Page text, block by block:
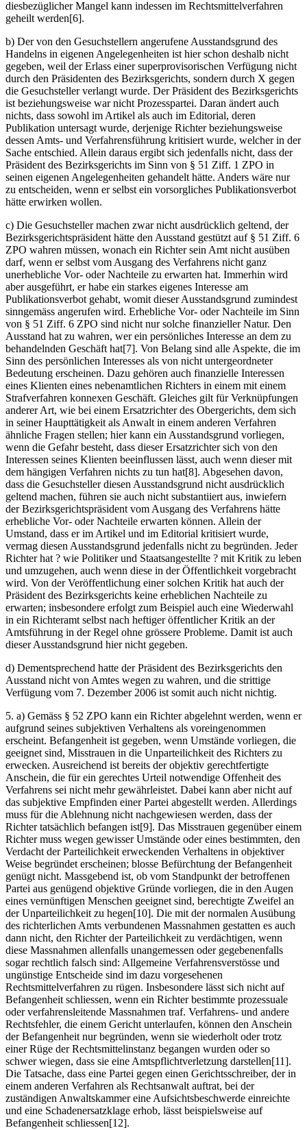
diesbezüglicher Mangel kann indessen im Rechtsmittelverfahren
geheilt werden[6].
b) Der von den Gesuchstellern angerufene Ausstandsgrund des
Handelns in eigenen Angelegenheiten ist hier schon deshalb nicht
gegeben, weil der Erlass einer superprovisorischen Verfügung nicht
durch den Präsidenten des Bezirksgerichts, sondern durch X gegen
die Gesuchsteller verlangt wurde. Der Präsident des Bezirksgerichts
ist beziehungsweise war nicht Prozesspartei. Daran ändert auch
nichts, dass sowohl im Artikel als auch im Editorial, deren
Publikation untersagt wurde, derjenige Richter beziehungsweise
dessen Amts- und Verfahrensführung kritisiert wurde, welcher in der
Sache entschied. Allein daraus ergibt sich jedenfalls nicht, dass der
Präsident des Bezirksgerichts im Sinn von § 51 Ziff. 1 ZPO in
seinen eigenen Angelegenheiten gehandelt hätte. Anders wäre nur
zu entscheiden, wenn er selbst ein vorsorgliches Publikationsverbot
hätte erwirken wollen.
c) Die Gesuchsteller machen zwar nicht ausdrücklich geltend, der
Bezirksgerichtspräsident hätte den Ausstand gestützt auf § 51 Ziff. 6
ZPO wahren müssen, wonach ein Richter sein Amt nicht ausüben
darf, wenn er selbst vom Ausgang des Verfahrens nicht ganz
unerhebliche Vor- oder Nachteile zu erwarten hat. Immerhin wird
aber ausgeführt, er habe ein starkes eigenes Interesse am
Publikationsverbot gehabt, womit dieser Ausstandsgrund zumindest
sinngemäss angerufen wird. Erhebliche Vor- oder Nachteile im Sinn
von § 51 Ziff. 6 ZPO sind nicht nur solche finanzieller Natur. Den
Ausstand hat zu wahren, wer ein persönliches Interesse an dem zu
behandelnden Geschäft hat[7]. Von Belang sind alle Aspekte, die im
Sinn des persönlichen Interesses als von nicht untergeordneter
Bedeutung erscheinen. Dazu gehören auch finanzielle Interessen
eines Klienten eines nebenamtlichen Richters in einem mit einem
Strafverfahren konnexen Geschäft. Gleiches gilt für Verknüpfungen
anderer Art, wie bei einem Ersatzrichter des Obergerichts, dem sich
in seiner Haupttätigkeit als Anwalt in einem anderen Verfahren
ähnliche Fragen stellen; hier kann ein Ausstandsgrund vorliegen,
wenn die Gefahr besteht, dass dieser Ersatzrichter sich von den
Interessen seines Klienten beeinflussen lässt, auch wenn dieser mit
dem hängigen Verfahren nichts zu tun hat[8]. Abgesehen davon,
dass die Gesuchsteller diesen Ausstandsgrund nicht ausdrücklich
geltend machen, führen sie auch nicht substantiiert aus, inwiefern
der Bezirksgerichtspräsident vom Ausgang des Verfahrens hätte
erhebliche Vor- oder Nachteile erwarten können. Allein der
Umstand, dass er im Artikel und im Editorial kritisiert wurde,
vermag diesen Ausstandsgrund jedenfalls nicht zu begründen. Jeder
Richter hat ? wie Politiker und Staatsangestellte ? mit Kritik zu leben
und umzugehen, auch wenn diese in der Öffentlichkeit vorgebracht
wird. Von der Veröffentlichung einer solchen Kritik hat auch der
Präsident des Bezirksgerichts keine erheblichen Nachteile zu
erwarten; insbesondere erfolgt zum Beispiel auch eine Wiederwahl
in ein Richteramt selbst nach heftiger öffentlicher Kritik an der
Amtsführung in der Regel ohne grössere Probleme. Damit ist auch
dieser Ausstandsgrund hier nicht gegeben.
d) Dementsprechend hatte der Präsident des Bezirksgerichts den
Ausstand nicht von Amtes wegen zu wahren, und die strittige
Verfügung vom 7. Dezember 2006 ist somit auch nicht nichtig.
5. a) Gemäss § 52 ZPO kann ein Richter abgelehnt werden, wenn er
aufgrund seines subjektiven Verhaltens als voreingenommen
erscheint. Befangenheit ist gegeben, wenn Umstände vorliegen, die
geeignet sind, Misstrauen in die Unparteilichkeit des Richters zu
erwecken. Ausreichend ist bereits der objektiv gerechtfertigte
Anschein, die für ein gerechtes Urteil notwendige Offenheit des
Verfahrens sei nicht mehr gewährleistet. Dabei kann aber nicht auf
das subjektive Empfinden einer Partei abgestellt werden. Allerdings
muss für die Ablehnung nicht nachgewiesen werden, dass der
Richter tatsächlich befangen ist[9]. Das Misstrauen gegenüber einem
Richter muss wegen gewisser Umstände oder eines bestimmten, den
Verdacht der Parteilichkeit erweckenden Verhaltens in objektiver
Weise begründet erscheinen; blosse Befürchtung der Befangenheit
genügt nicht. Massgebend ist, ob vom Standpunkt der betroffenen
Partei aus genügend objektive Gründe vorliegen, die in den Augen
eines vernünftigen Menschen geeignet sind, berechtigte Zweifel an
der Unparteilichkeit zu hegen[10]. Die mit der normalen Ausübung
des richterlichen Amts verbundenen Massnahmen gestatten es auch
dann nicht, den Richter der Parteilichkeit zu verdächtigen, wenn
diese Massnahmen allenfalls unangemessen oder gegebenenfalls
sogar rechtlich falsch sind: Allgemeine Verfahrensverstösse und
ungünstige Entscheide sind im dazu vorgesehenen
Rechtsmittelverfahren zu rügen. Insbesondere lässt sich nicht auf
Befangenheit schliessen, wenn ein Richter bestimmte prozessuale
oder verfahrensleitende Massnahmen traf. Verfahrens- und andere
Rechtsfehler, die einem Gericht unterlaufen, können den Anschein
der Befangenheit nur begründen, wenn sie wiederholt oder trotz
einer Rüge der Rechtsmittelinstanz begangen wurden oder so
schwer wiegen, dass sie eine Amtspflichtverletzung darstellen[11].
Die Tatsache, dass eine Partei gegen einen Gerichtsschreiber, der in
einem anderen Verfahren als Rechtsanwalt auftrat, bei der
zuständigen Anwaltskammer eine Aufsichtsbeschwerde einreichte
und eine Schadenersatzklage erhob, lässt beispielsweise auf
Befangenheit schliessen[12].